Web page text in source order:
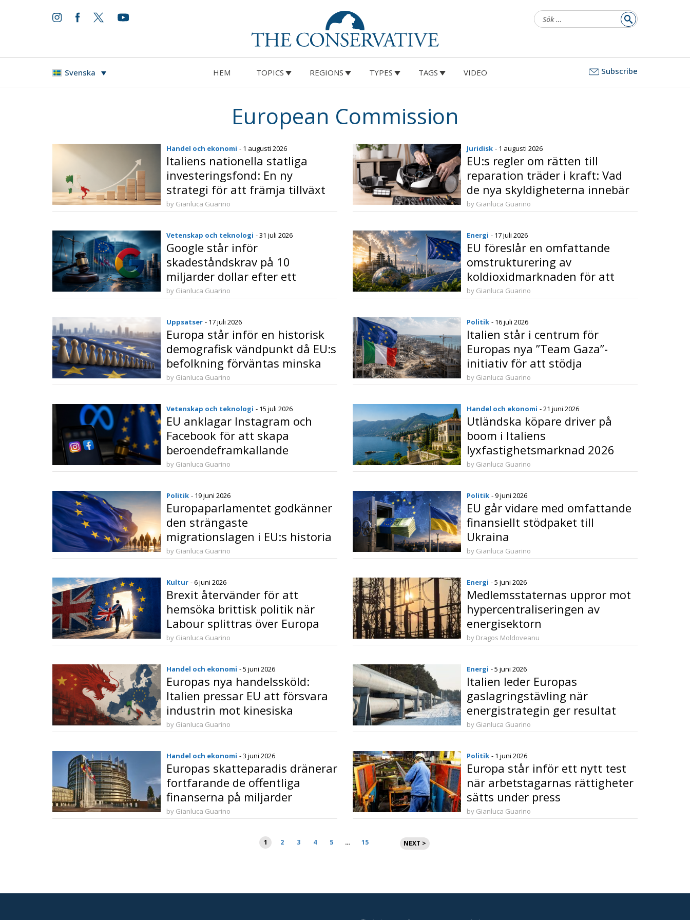
efter:
Svenska HEM TOPICS REGIONS TYPES TAGS VIDEO Subscribe
European Commission
Handel och ekonomi - 1 augusti 2026
Italiens nationella statliga
investeringsfond: En ny
strategi för att främja tillväxt
och långsiktiga investeringar
by Gianluca Guarino
Juridisk - 1 augusti 2026
EU:s regler om rätten till
reparation träder i kraft: Vad
de nya skyldigheterna innebär
för tillverkare och konsumenter
by Gianluca Guarino
Vetenskap och teknologi - 31 juli 2026
Google står inför
skadeståndskrav på 10
miljarder dollar efter ett
banbrytande EU-beslut i
by Gianluca Guarino
Energi - 17 juli 2026
EU föreslår en omfattande
omstrukturering av
koldioxidmarknaden för att
skapa balans mellan klimatmål
by Gianluca Guarino
Uppsatser - 17 juli 2026
Europa står inför en historisk
demografisk vändpunkt då EU:s
befolkning förväntas minska
med 50 miljoner fram till år
by Gianluca Guarino
Politik - 16 juli 2026
Italien står i centrum för
Europas nya ”Team Gaza”-
initiativ för att stödja
återuppbyggnad och stabilitet
by Gianluca Guarino
Vetenskap och teknologi - 15 juli 2026
EU anklagar Instagram och
Facebook för att skapa
beroendeframkallande
användarupplevelser
by Gianluca Guarino
Handel och ekonomi - 21 juni 2026
Utländska köpare driver på
boom i Italiens
lyxfastighetsmarknad 2026
by Gianluca Guarino
Politik - 19 juni 2026
Europaparlamentet godkänner
den strängaste
migrationslagen i EU:s historia
by Gianluca Guarino
Politik - 9 juni 2026
EU går vidare med omfattande
finansiellt stödpaket till
Ukraina
by Gianluca Guarino
Kultur - 6 juni 2026
Brexit återvänder för att
hemsöka brittisk politik när
Labour splittras över Europa
by Gianluca Guarino
Energi - 5 juni 2026
Medlemsstaternas uppror mot
hypercentraliseringen av
energisektorn
by Dragos Moldoveanu
Handel och ekonomi - 5 juni 2026
Europas nya handelssköld:
Italien pressar EU att försvara
industrin mot kinesiska
påtryckningar
by Gianluca Guarino
Energi - 5 juni 2026
Italien leder Europas
gaslagringstävling när
energistrategin ger resultat
by Gianluca Guarino
Handel och ekonomi - 3 juni 2026
Europas skatteparadis dränerar
fortfarande de offentliga
finanserna på miljarder
by Gianluca Guarino
Politik - 1 juni 2026
Europa står inför ett nytt test
när arbetstagarnas rättigheter
sätts under press
by Gianluca Guarino
Sidnumrering
för
1 2 3 4 5 … 15 NEXT >